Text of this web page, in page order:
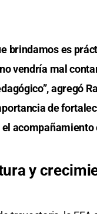
brindamos es
vendría mal
agregó
de
acompañamiento
y